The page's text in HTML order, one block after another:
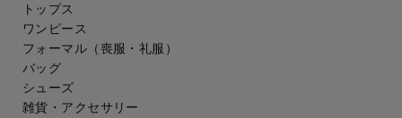
トップス
ワンピース
フォーマル（喪服・礼服）
バッグ
シューズ
雑貨・アクセサリー